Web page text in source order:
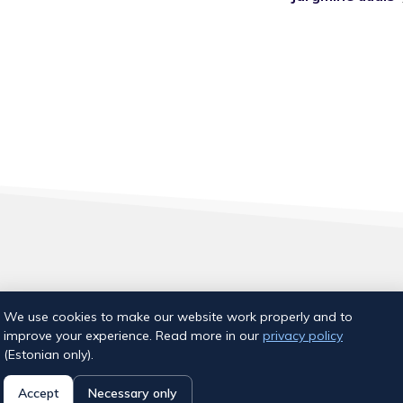
E-post: info@ujumiskool.ee
We use cookies to make our website work properly and to
improve your experience. Read more in our privacy policy
(Estonian only).
Accept Necessary only